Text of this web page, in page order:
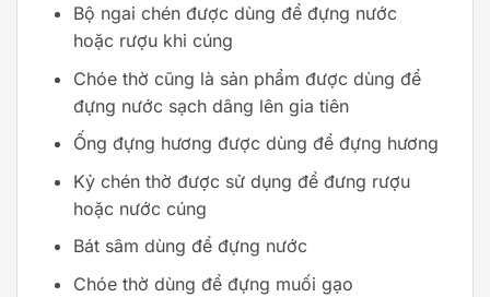
Bộ ngai chén được dùng để đựng nước
hoặc rượu khi cúng
Chóe thờ cũng là sản phẩm được dùng để
đựng nước sạch dâng lên gia tiên
Ống đựng hương được dùng để đựng hương
Kỷ chén thờ được sử dụng để đưng rượu
hoặc nước cúng
Bát sâm dùng để đựng nước
Chóe thờ dùng để đựng muối gạo